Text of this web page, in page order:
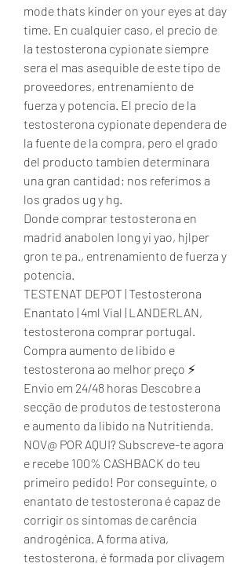
mode thats kinder on your eyes at day
time. En cualquier caso, el precio de
la testosterona cypionate siempre
sera el mas asequible de este tipo de
proveedores, entrenamiento de
fuerza y potencia. El precio de la
testosterona cypionate dependera de
la fuente de la compra, pero el grado
del producto tambien determinara
una gran cantidad; nos referimos a
los grados ug y hg.
Donde comprar testosterona en
madrid anabolen long yi yao, hjlper
gron te pa., entrenamiento de fuerza y
potencia.
TESTENAT DEPOT | Testosterona
Enantato | 4ml Vial | LANDERLAN,
testosterona comprar portugal.
Compra aumento de libido e
testosterona ao melhor preço ⚡
Envio em 24/48 horas Descobre a
secção de produtos de testosterona
e aumento da libido na Nutritienda.
NOV@ POR AQUI? Subscreve-te agora
e recebe 100% CASHBACK do teu
primeiro pedido! Por conseguinte, o
enantato de testosterona é capaz de
corrigir os sintomas de carência
androgénica. A forma ativa,
testosterona, é formada por clivagem